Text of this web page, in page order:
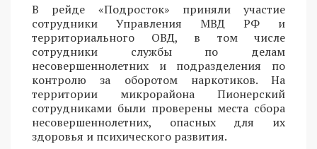
В рейде «Подросток» приняли участие
сотрудники Управления МВД РФ и
территориального ОВД, в том числе
сотрудники службы по делам
несовершеннолетних и подразделения по
контролю за оборотом наркотиков. На
территории микрорайона Пионерский
сотрудниками были проверены места сбора
несовершеннолетних, опасных для их
здоровья и психического развития.